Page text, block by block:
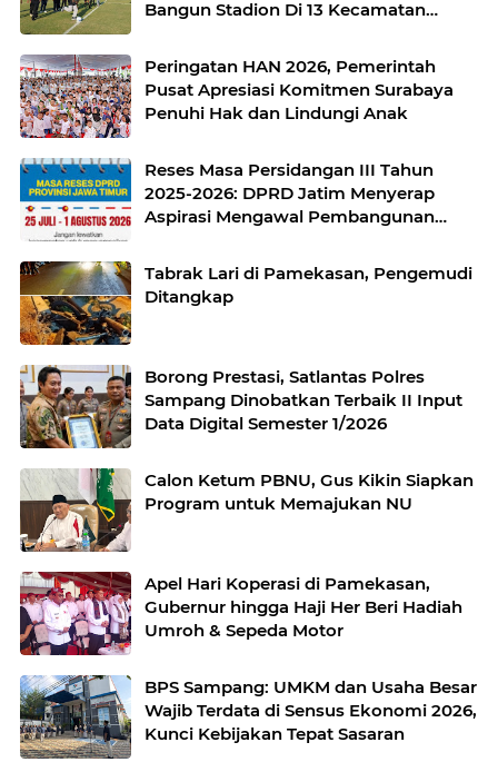
Bangun Stadion Di 13 Kecamatan
Peringatan HAN 2026, Pemerintah
Pusat Apresiasi Komitmen Surabaya
Penuhi Hak dan Lindungi Anak
Reses Masa Persidangan III Tahun
2025-2026: DPRD Jatim Menyerap
Aspirasi Mengawal Pembangunan
Tabrak Lari di Pamekasan, Pengemudi
Ditangkap
Borong Prestasi, Satlantas Polres
Sampang Dinobatkan Terbaik II Input
Data Digital Semester 1/2026
Calon Ketum PBNU, Gus Kikin Siapkan
Program untuk Memajukan NU
Apel Hari Koperasi di Pamekasan,
Gubernur hingga Haji Her Beri Hadiah
Umroh & Sepeda Motor
BPS Sampang: UMKM dan Usaha Besar
Wajib Terdata di Sensus Ekonomi 2026,
Kunci Kebijakan Tepat Sasaran